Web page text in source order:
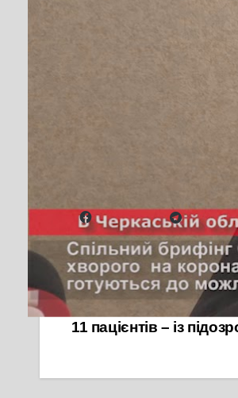
У прес-центрі ОДА відбувся
Наразі режим
Facebook Telegram
Навігація
записів
У міській
11 пацієнтів – із